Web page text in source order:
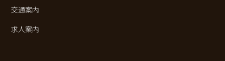
交通案内
求人案内